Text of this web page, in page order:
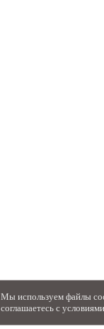
Мы используем файлы
соглашаетесь с